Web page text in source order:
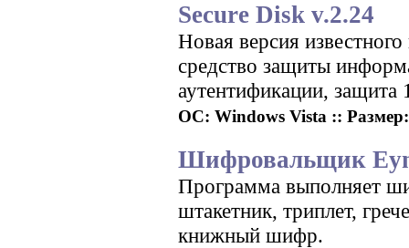
Secure Disk v.2.24
Новая версия
средство защиты
аутентификации,
ОС: Windows Vista ::
Шифровальщик
Программа выполняет
штакетник, триплет,
книжный шифр.